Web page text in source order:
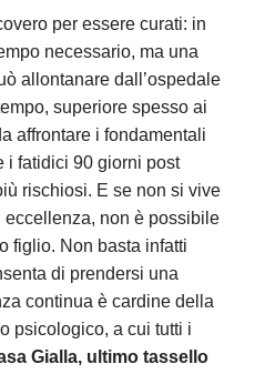
per essere curati: in
necessario, ma una
allontanare dall’ospedale
superiore spesso ai
affrontare i fondamentali
i fatidici 90 giorni post
rischiosi. E se non si vive
non è possibile
figlio. Non basta infatti
di prendersi una
continua è cardine della
psicologico, a cui tutti i
Gialla, ultimo tassello